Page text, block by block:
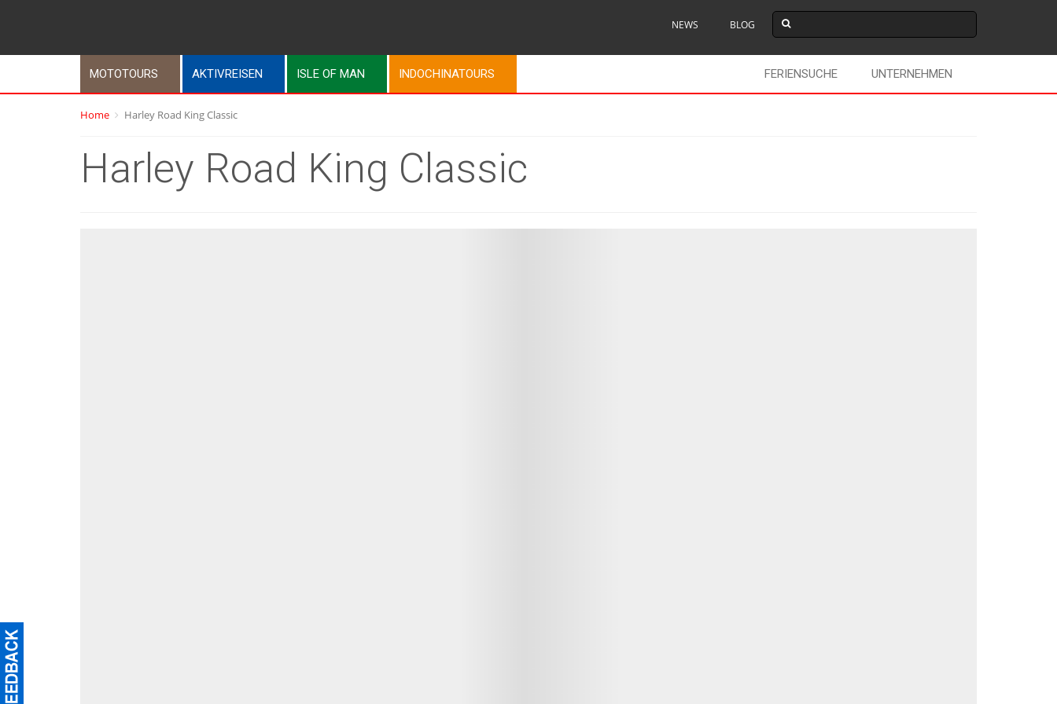
NEWS BLOG
MOTOTOURS AKTIVREISEN ISLE OF MAN INDOCHINATOURS UNTERNEHMEN
FERIENSUCHE
Home Harley Road King Classic
Harley Road King Classic